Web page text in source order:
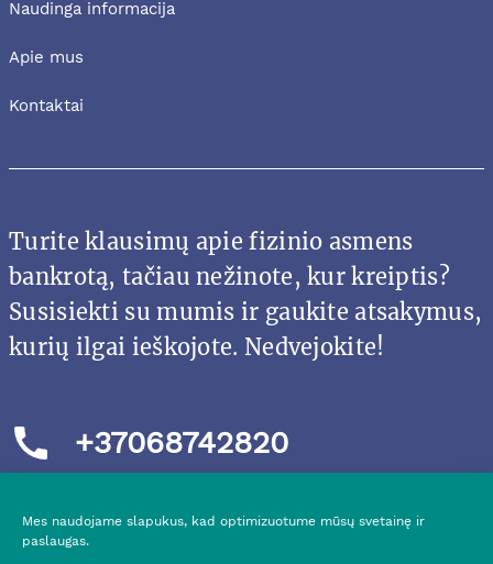
Mes naudojame slapukus, kad optimizuotume mūsų svetainę ir
paslaugas.
Naudinga informacija
Apie mus
Kontaktai
Turite klausimų apie fizinio asmens
bankrotą, tačiau nežinote, kur kreiptis?
Susisiekti su mumis ir gaukite atsakymus,
kurių ilgai ieškojote. Nedvejokite!
+37068742820